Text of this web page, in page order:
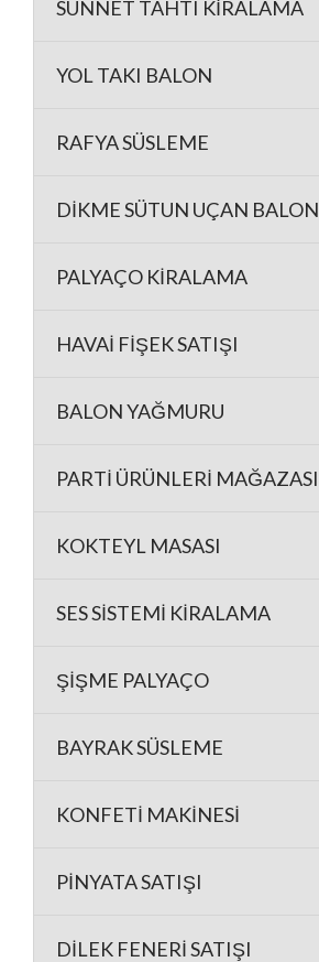
SÜNNET TAHTI KİRALAMA
YOL TAKI BALON
RAFYA SÜSLEME
DİKME SÜTUN UÇAN BALON
PALYAÇO KİRALAMA
HAVAİ FİŞEK SATIŞI
BALON YAĞMURU
PARTİ ÜRÜNLERİ MAĞAZASI
KOKTEYL MASASI
SES SİSTEMİ KİRALAMA
ŞİŞME PALYAÇO
BAYRAK SÜSLEME
KONFETİ MAKİNESİ
PİNYATA SATIŞI
DİLEK FENERİ SATIŞI